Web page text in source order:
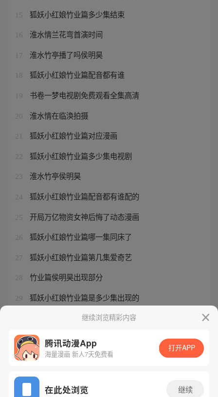
15 狐妖小红娘竹业篇多少集结束
16 淮水情兰花弯首演时间
17 淮水竹亭播了吗侯明昊
18 狐妖小红娘竹业篇配音都有谁
19 书卷一梦电视剧免费观看全集高清
20 淮水情在临涣拍摄
21 狐妖小红娘竹业篇对应漫画
22 狐妖小红娘竹业篇多少集电视剧
23 淮水竹亭侯明昊
24 狐妖小红娘竹业篇配音都有谁配的
25 开局万亿物资女神后悔了动态漫画
26 狐妖小红娘竹业篇哪一集同床了
27 狐妖小红娘竹业篇第几集爱奇艺
28 竹业篇侯明昊出现部分
29 狐妖小红娘竹业篇是多少集出现的
百砍鸡怎样做才嫩继续浏览精彩内容
腾讯动漫App
海量漫画 新人7天免费看
打开APP
在此处浏览 继续
网站备案/许可证号：粤B2-20090059-5